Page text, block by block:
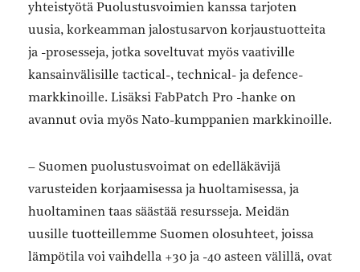
yhteistyötä Puolustusvoimien kanssa tarjoten
uusia, korkeamman jalostusarvon korjaustuotteita
ja -prosesseja, jotka soveltuvat myös vaativille
kansainvälisille tactical-, technical- ja defence-
markkinoille. Lisäksi FabPatch Pro -hanke on
avannut ovia myös Nato-kumppanien markkinoille.
– Suomen puolustusvoimat on edelläkävijä
varusteiden korjaamisessa ja huoltamisessa, ja
huoltaminen taas säästää resursseja. Meidän
uusille tuotteillemme Suomen olosuhteet, joissa
lämpötila voi vaihdella +30 ja -40 asteen välillä, ovat